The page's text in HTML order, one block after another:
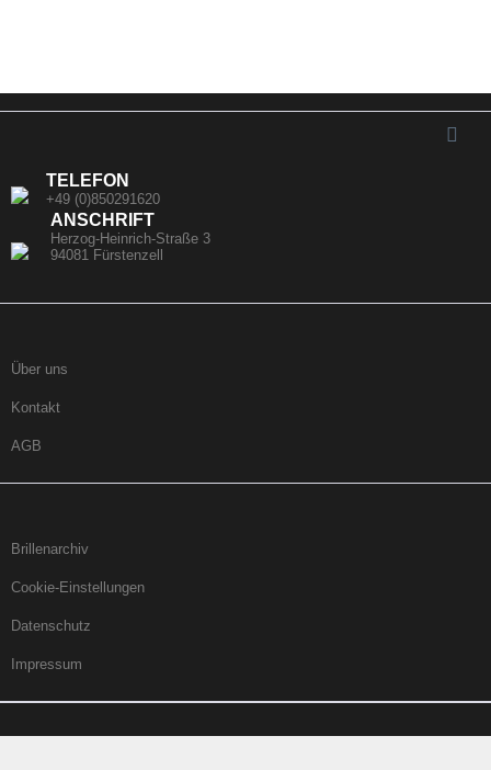
TELEFON
+49 (0)850291620
ANSCHRIFT
Herzog-Heinrich-Straße 3
94081 Fürstenzell
Über uns
Kontakt
AGB
Brillenarchiv
Cookie-Einstellungen
Datenschutz
Impressum